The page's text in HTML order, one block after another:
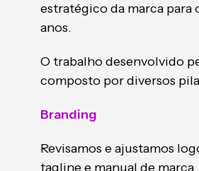
estratégico da marca para
anos.
O trabalho desenvolvido
composto por diversos
Branding
Revisamos e ajustamos
tagline e manual de